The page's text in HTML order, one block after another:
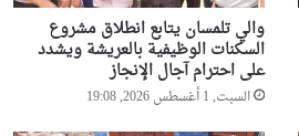
والي تلمسان يتابع انطلاق مشروع
السكنات الوظيفية بالعريشة ويشدد
على احترام آجال الإنجاز
السبت, 1 أغسطس 2026, 19:08